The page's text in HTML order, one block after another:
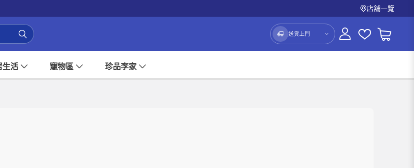
店舖一覽
送貨上門
生活 寵物區 珍品李家